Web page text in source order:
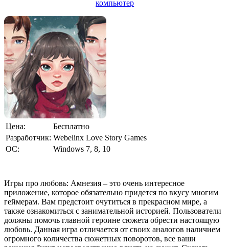
компьютер
Цена:
Бесплатно
Разработчик: Webelinx Love Story Games
ОС:
Windows 7, 8, 10
Игры про любовь: Амнезия – это очень интересное
приложение, которое обязательно придется по вкусу многим
геймерам. Вам предстоит очутиться в прекрасном мире, а
также ознакомиться с занимательной историей. Пользователи
должны помочь главной героине сюжета обрести настоящую
любовь. Данная игра отличается от своих аналогов наличием
огромного количества сюжетных поворотов, все ваши